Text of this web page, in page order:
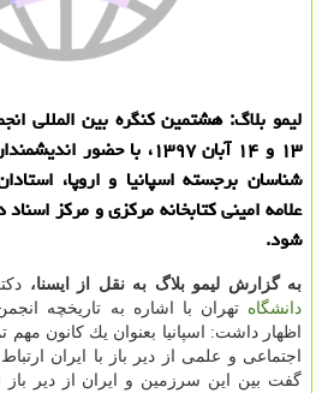
لیمو بلاگ: هشتمین كنگره بین المللی
۱۳ و ۱۴ آبان ۱۳۹۷، با
شناسان برجسته اسپانیا و اروپا،
علامه امینی كتابخانه مركزی و مركز
شود.
به گزارش لیمو بلاگ به نقل از ایسنا،
دانشگاه تهران با اشاره به تاریخچه
اظهار داشت: اسپانیا بعنوان یك كانون
اجتماعی و علمی از دیر باز با ایران
گفت بین این سرزمین و ایران از دیر باز